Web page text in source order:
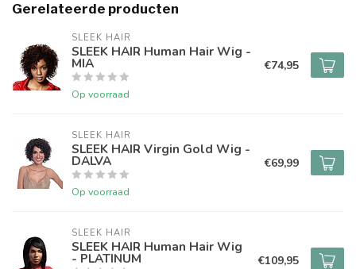
Gerelateerde producten
SLEEK HAIR
SLEEK HAIR Human Hair Wig -
MIA
Op voorraad
€74,95
SLEEK HAIR
SLEEK HAIR Virgin Gold Wig -
DALVA
Op voorraad
€69,99
SLEEK HAIR
SLEEK HAIR Human Hair Wig
- PLATINUM €109,95